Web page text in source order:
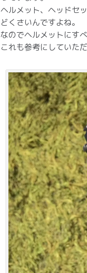
ヘルメット、ヘッドセ
どくさいんですよね。
なのでヘルメットにす
これも参考にしていた